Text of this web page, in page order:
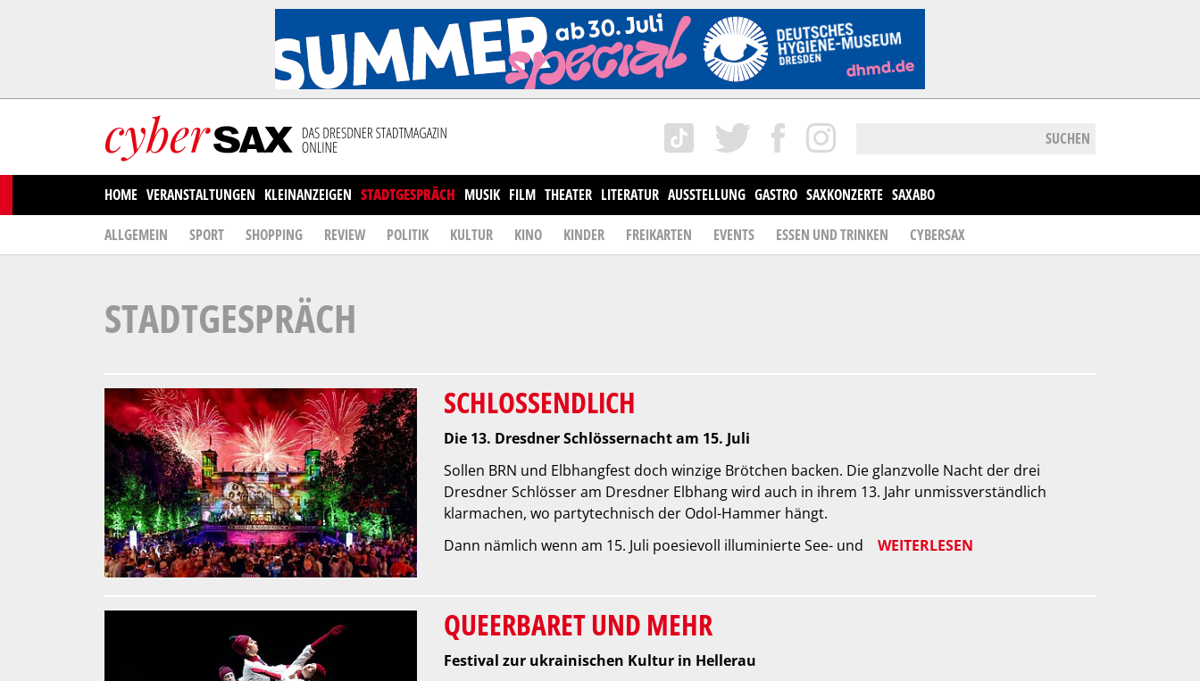
SUCHEN
HOME VERANSTALTUNGEN KLEINANZEIGEN STADTGESPRÄCH MUSIK FILM THEATER LITERATUR AUSSTELLUNG GASTRO SAXKONZERTE SAXABO
ALLGEMEIN SPORT SHOPPING REVIEW POLITIK KULTUR KINO KINDER FREIKARTEN EVENTS ESSEN UND TRINKEN CYBERSAX
STADTGESPRÄCH
SCHLOSSENDLICH
Die 13. Dresdner Schlössernacht am 15. Juli
Sollen BRN und Elbhangfest doch winzige Brötchen backen. Die glanzvolle Nacht der drei
Dresdner Schlösser am Dresdner Elbhang wird auch in ihrem 13. Jahr unmissverständlich
klarmachen, wo partytechnisch der Odol-Hammer hängt.
Dann nämlich wenn am 15. Juli poesievoll illuminierte See- und
WEITERLESEN
QUEERBARET UND MEHR
Festival zur ukrainischen Kultur in Hellerau